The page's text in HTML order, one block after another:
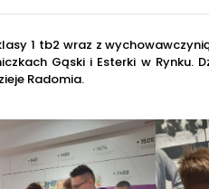
1 tb2 wraz z
Gąski i Esterki w
Radomia.